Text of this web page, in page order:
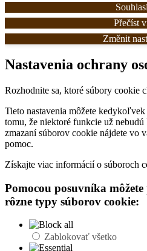
Přečíst
Změnit
Nastavenia ochrany
Rozhodnite sa, ktoré súbory cookie
Tieto nastavenia môžete
tomu, že niektoré funkcie už
zmazaní súborov cookie nájdete vo
pomoc.
Získajte viac informácií o súboroch
Pomocou posuvníka
rôzne typy súborov cookie:
Zablokovať všetko